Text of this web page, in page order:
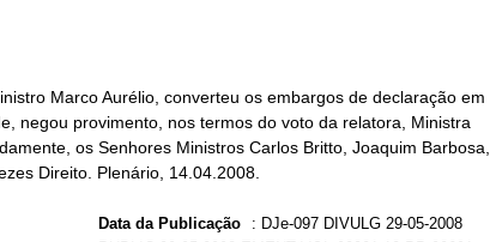
Marco Aurélio, converteu os embargos de declaração em
negou provimento, nos termos do voto da relatora, Ministra
os Senhores Ministros Carlos Britto, Joaquim Barbosa,
Direito. Plenário, 14.04.2008.
Data da Publicação : DJe-097 DIVULG 29-05-2008